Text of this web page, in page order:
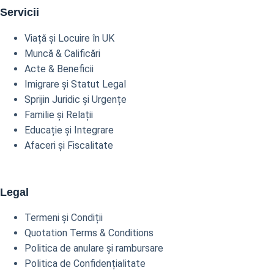
Servicii
Viață și Locuire în UK
Muncă & Calificări
Acte & Beneficii
Imigrare și Statut Legal
Sprijin Juridic și Urgențe
Familie și Relații
Educație și Integrare
Afaceri și Fiscalitate
Legal
Termeni și Condiții
Quotation Terms & Conditions
Politica de anulare și rambursare
Politica de Confidențialitate